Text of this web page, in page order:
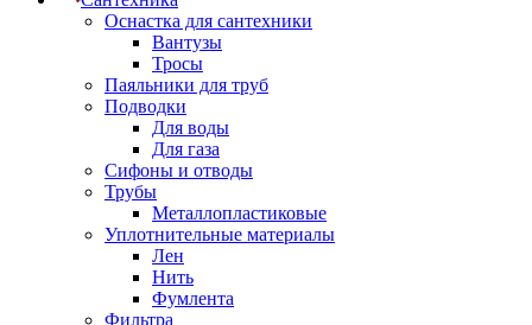
Оснастка для сантехники
Вантузы
Тросы
Паяльники для труб
Подводки
Для воды
Для газа
Сифоны и отводы
Трубы
Металлопластиковые
Уплотнительные материалы
Лен
Нить
Фумлента
Фильтра